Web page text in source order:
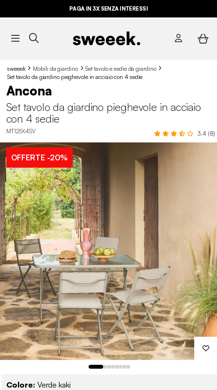
PAGA IN 3X SENZA INTERESSI
sweeek Mobili da giardino
Set tavolo e sedie da giardino
Set tavolo da giardino pieghevole in acciaio con 4 sedie
Ancona
Set tavolo da giardino pieghevole in acciaio
con 4 sedie
MT125X4SV 3.4 (8)
OFFERTE-20%
Colore: Verde kaki